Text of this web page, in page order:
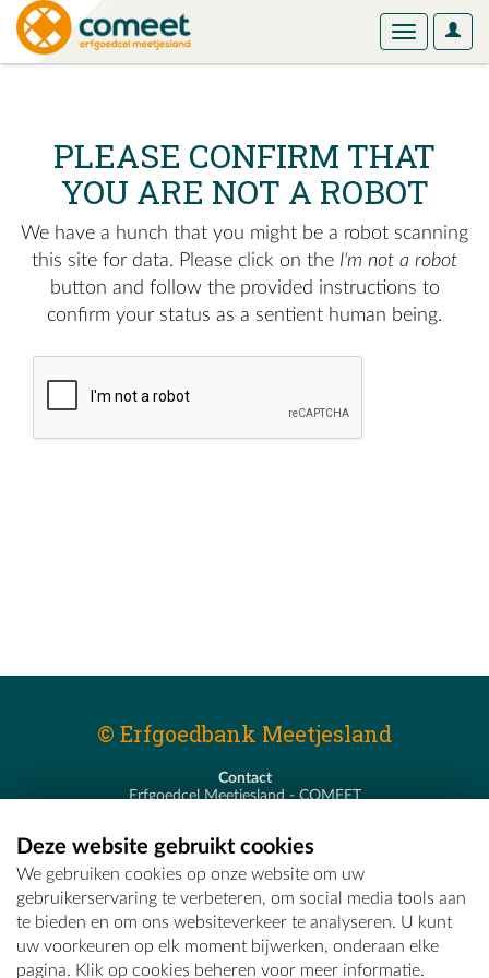
User
Toggle
PLEASE CONFIRM THAT
YOU ARE NOT A ROBOT
We have a hunch that you might be a robot scanning
this site for data. Please click on the I'm not a robot
button and follow the provided instructions to
confirm your status as a sentient human being.
© Erfgoedbank Meetjesland
Contact
Erfgoedcel Meetjesland - COMEET
T - 09 373 75 96
E -erfgoedcel@comeet.be
Deze website gebruikt cookies
We gebruiken cookies op onze website om uw
gebruikerservaring te verbeteren, om social media tools aan
te bieden en om ons websiteverkeer te analyseren. U kunt
uw voorkeuren op elk moment bijwerken, onderaan elke
pagina. Klik op cookies beheren voor meer informatie.